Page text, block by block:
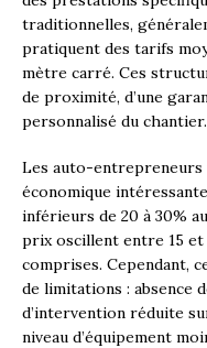
traditionnelles,
pratiquent des tarifs
mètre carré. Ces
de proximité, d’une
personnalisé du chantier.
Les auto-
économique
inférieurs de 20 à 30%
prix oscillent entre 15
comprises. Cependant,
de limitations : absence
d’intervention réduite
niveau d’équipement